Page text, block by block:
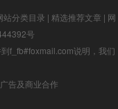
站分类目录 | 精选推荐文章 | 网
号
f_fb#foxmail.com说明，我们
告及商业合作